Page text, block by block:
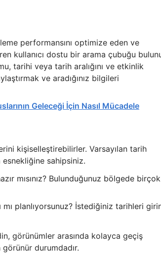
performansını optimize eden ve
kullanıcı dostu bir arama çubuğu
tarihi veya tarih aralığını ve etkinlik
ve aradığınız bilgileri
Geleceği İçin Nasıl Mücadele
kişiselleştirebilirler. Varsayılan tarih
esnekliğine sahipsiniz.
mısınız? Bulunduğunuz bölgede birçok
mı planlıyorsunuz? İstediğiniz tarihleri
görünümler arasında kolayca geçiş
durumdadır.